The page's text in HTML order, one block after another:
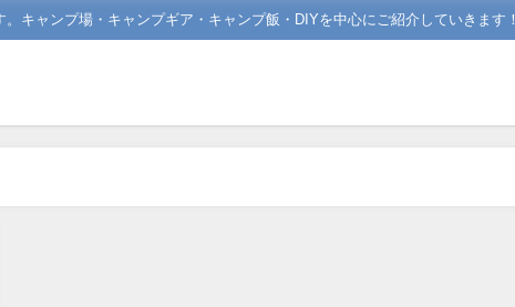
キャンプ場・キャンプギア・キャンプ飯・DIYを中心にご紹介していきます！